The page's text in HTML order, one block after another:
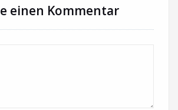
einen Kommentar